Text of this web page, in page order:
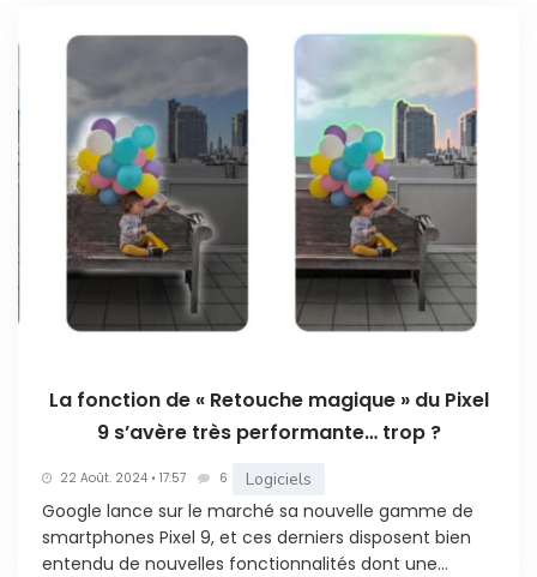
La fonction de « Retouche magique » du Pixel
9 s’avère très performante… trop ?
22 Août. 2024 • 17:57 6 Logiciels
Google lance sur le marché sa nouvelle gamme de
smartphones Pixel 9, et ces derniers disposent bien
entendu de nouvelles fonctionnalités dont une...